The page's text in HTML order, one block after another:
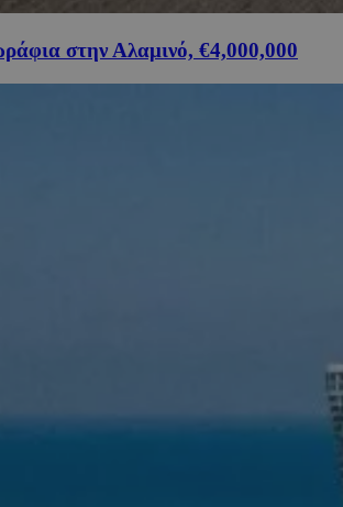
στην Αλαμινό, €4,000,000